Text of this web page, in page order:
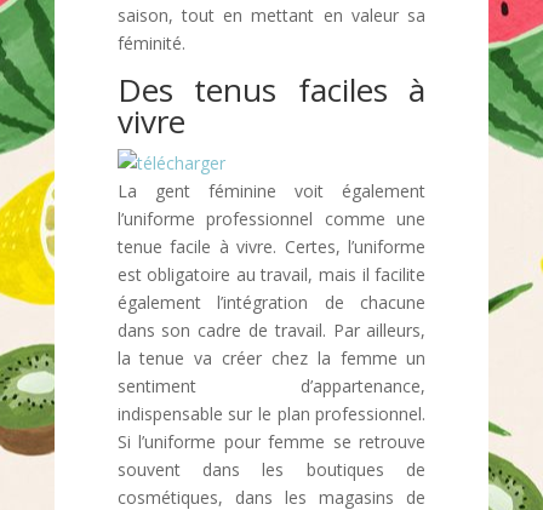
saison, tout en mettant en valeur sa
féminité.
Des tenus faciles à
vivre
La gent féminine voit également
l’uniforme professionnel comme une
tenue facile à vivre. Certes, l’uniforme
est obligatoire au travail, mais il facilite
également l’intégration de chacune
dans son cadre de travail. Par ailleurs,
la tenue va créer chez la femme un
sentiment d’appartenance,
indispensable sur le plan professionnel.
Si l’uniforme pour femme se retrouve
souvent dans les boutiques de
cosmétiques, dans les magasins de